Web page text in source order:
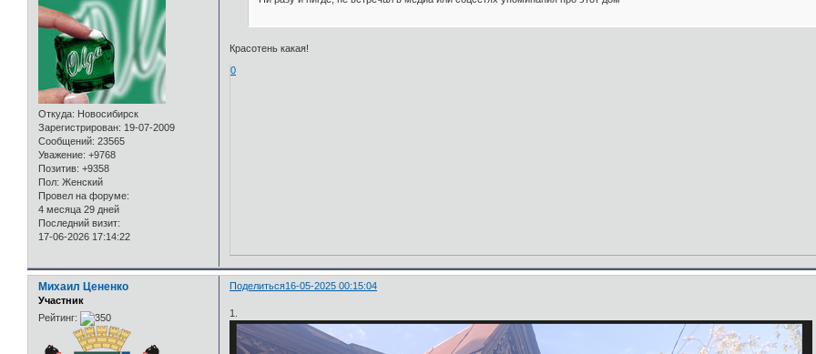
Откуда: Новосибирск
Зарегистрирован: 19-07-2009
Сообщений: 23565
Уважение: +9768
Позитив: +9358
Пол: Женский
Провел на форуме:
4 месяца 29 дней
Последний визит:
17-06-2026 17:14:22
Красотень какая!
0
Поделиться16-05-2025 00:15:04
Михаил Цененко
Участник
Рейтинг:
1.